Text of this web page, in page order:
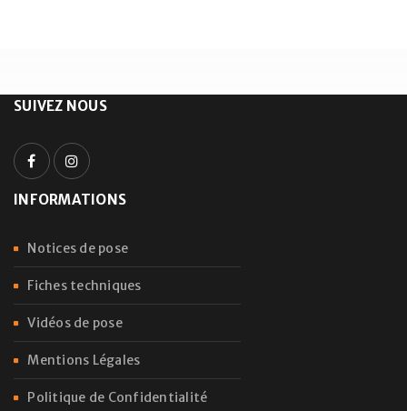
SUIVEZ NOUS
INFORMATIONS
Notices de pose
Fiches techniques
Vidéos de pose
Mentions Légales
Politique de Confidentialité